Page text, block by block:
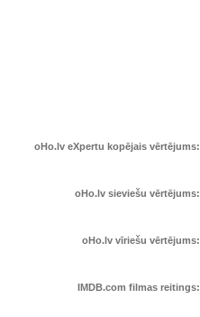
oHo.lv eXpertu kopējais vērtējums:
oHo.lv sieviešu vērtējums:
oHo.lv vīriešu vērtējums:
IMDB.com filmas reitings: